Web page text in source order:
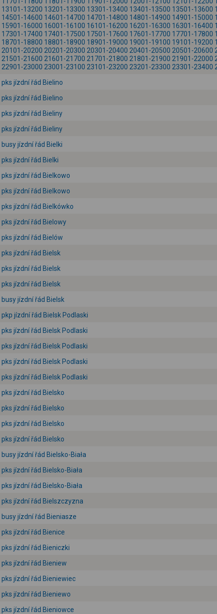
13101-13200 13201-13300 13301-13400 13401-13500 13501-13600
14501-14600 14601-14700 14701-14800 14801-14900 14901-15000
15901-16000 16001-16100 16101-16200 16201-16300 16301-16400
17301-17400 17401-17500 17501-17600 17601-17700 17701-17800
18701-18800 18801-18900 18901-19000 19001-19100 19101-19200
20101-20200 20201-20300 20301-20400 20401-20500 20501-20600
21501-21600 21601-21700 21701-21800 21801-21900 21901-22000
22901-23000 23001-23100 23101-23200 23201-23300 23301-23400
pks jízdní řád Bielino
pks jízdní řád Bielino
pks jízdní řád Bieliny
pks jízdní řád Bieliny
busy jízdní řád Bielki
pks jízdní řád Bielki
pks jízdní řád Bielkowo
pks jízdní řád Bielkowo
pks jízdní řád Bielkówko
pks jízdní řád Bielowy
pks jízdní řád Bielów
pks jízdní řád Bielsk
pks jízdní řád Bielsk
pks jízdní řád Bielsk
busy jízdní řád Bielsk
pkp jízdní řád Bielsk Podlaski
pks jízdní řád Bielsk Podlaski
pks jízdní řád Bielsk Podlaski
pks jízdní řád Bielsk Podlaski
pks jízdní řád Bielsk Podlaski
pks jízdní řád Bielsko
pks jízdní řád Bielsko
pks jízdní řád Bielsko
pks jízdní řád Bielsko
busy jízdní řád Bielsko-Biała
pks jízdní řád Bielsko-Biała
pks jízdní řád Bielsko-Biała
pks jízdní řád Bielszczyzna
busy jízdní řád Bieniasze
pks jízdní řád Bienice
pks jízdní řád Bieniczki
pks jízdní řád Bieniew
pks jízdní řád Bieniewiec
pks jízdní řád Bieniewo
pks jízdní řád Bieniowce